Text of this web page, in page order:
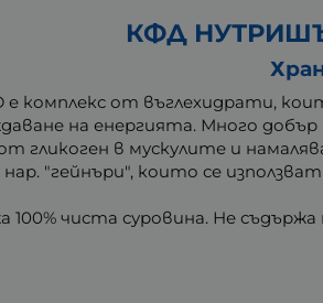
КФД
е комплекс от въглехидрати,
на енергията. Много
гликоген в мускулите и
"гейнъри", които се
100% чиста суровина. Не